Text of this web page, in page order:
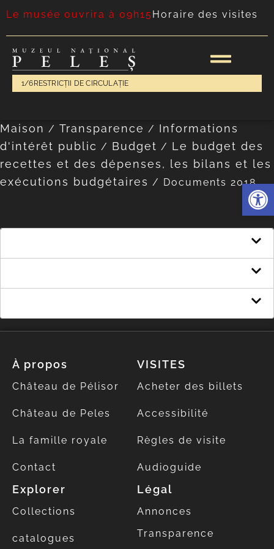
Ouvrir
Le musée ouvrira à 09h15 Horaire des visites
1/6 RESTRICȚII DE CIRCULAȚIE
Maison / Transparence / Informations
d'intérêt public / Budget / Le budget des
recettes et des dépenses, les bilans et les
exécutions budgétaires / Documents 2018
À propos
Château de Pélisor
Château de Peles
La famille royale
Contact
VISITES
Acheter des billets
Accessibilité
Règles de visite
Audioguide
Explorer
Collections
catalogues
Légal
Annonces
Transparence